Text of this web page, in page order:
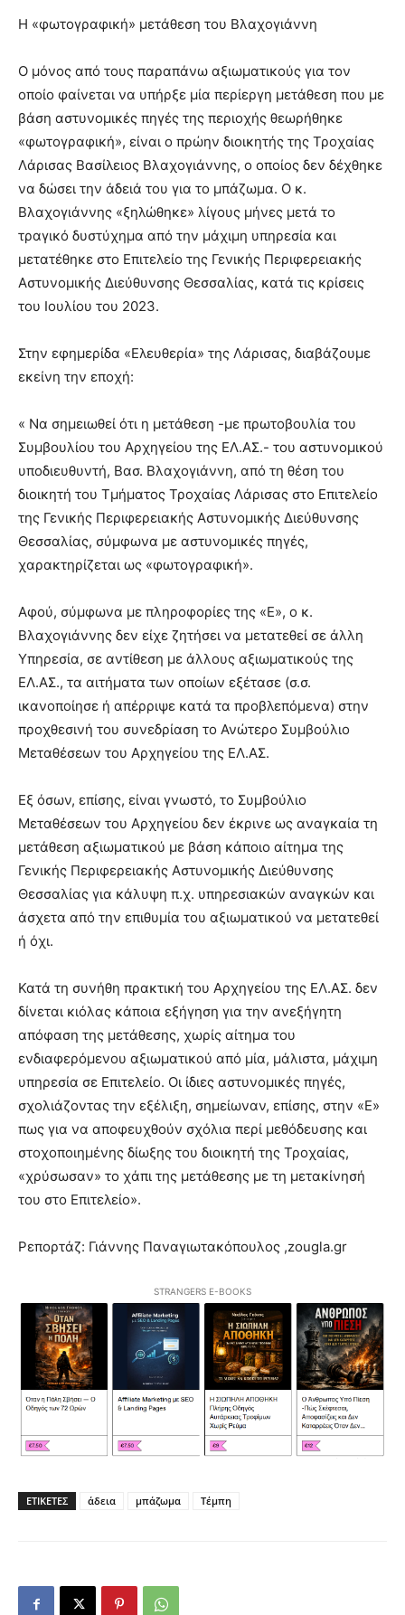
Η «φωτογραφική» μετάθεση του Βλαχογιάννη
Ο μόνος από τους παραπάνω αξιωματικούς για τον
οποίο φαίνεται να υπήρξε μία περίεργη μετάθεση που με
βάση αστυνομικές πηγές της περιοχής θεωρήθηκε
«φωτογραφική», είναι ο πρώην διοικητής της Τροχαίας
Λάρισας Βασίλειος Βλαχογιάννης, ο οποίος δεν δέχθηκε
να δώσει την άδειά του για το μπάζωμα. Ο κ.
Βλαχογιάννης «ξηλώθηκε» λίγους μήνες μετά το
τραγικό δυστύχημα από την μάχιμη υπηρεσία και
μετατέθηκε στο Επιτελείο της Γενικής Περιφερειακής
Αστυνομικής Διεύθυνσης Θεσσαλίας, κατά τις κρίσεις
του Ιουλίου του 2023.
Στην εφημερίδα «Ελευθερία» της Λάρισας, διαβάζουμε
εκείνη την εποχή:
« Να σημειωθεί ότι η μετάθεση -με πρωτοβουλία του
Συμβουλίου του Αρχηγείου της ΕΛ.ΑΣ.- του αστυνομικού
υποδιευθυντή, Βασ. Βλαχογιάννη, από τη θέση του
διοικητή του Τμήματος Τροχαίας Λάρισας στο Επιτελείο
της Γενικής Περιφερειακής Αστυνομικής Διεύθυνσης
Θεσσαλίας, σύμφωνα με αστυνομικές πηγές,
χαρακτηρίζεται ως «φωτογραφική».
Αφού, σύμφωνα με πληροφορίες της «Ε», ο κ.
Βλαχογιάννης δεν είχε ζητήσει να μετατεθεί σε άλλη
Υπηρεσία, σε αντίθεση με άλλους αξιωματικούς της
ΕΛ.ΑΣ., τα αιτήματα των οποίων εξέτασε (σ.σ.
ικανοποίησε ή απέρριψε κατά τα προβλεπόμενα) στην
προχθεσινή του συνεδρίαση το Ανώτερο Συμβούλιο
Μεταθέσεων του Αρχηγείου της ΕΛ.ΑΣ.
Εξ όσων, επίσης, είναι γνωστό, το Συμβούλιο
Μεταθέσεων του Αρχηγείου δεν έκρινε ως αναγκαία τη
μετάθεση αξιωματικού με βάση κάποιο αίτημα της
Γενικής Περιφερειακής Αστυνομικής Διεύθυνσης
Θεσσαλίας για κάλυψη π.χ. υπηρεσιακών αναγκών και
άσχετα από την επιθυμία του αξιωματικού να μετατεθεί
ή όχι.
Κατά τη συνήθη πρακτική του Αρχηγείου της ΕΛ.ΑΣ. δεν
δίνεται κιόλας κάποια εξήγηση για την ανεξήγητη
απόφαση της μετάθεσης, χωρίς αίτημα του
ενδιαφερόμενου αξιωματικού από μία, μάλιστα, μάχιμη
υπηρεσία σε Επιτελείο. Οι ίδιες αστυνομικές πηγές,
σχολιάζοντας την εξέλιξη, σημείωναν, επίσης, στην «Ε»
πως για να αποφευχθούν σχόλια περί μεθόδευσης και
στοχοποιημένης δίωξης του διοικητή της Τροχαίας,
«χρύσωσαν» το χάπι της μετάθεσης με τη μετακίνησή
του στο Επιτελείο».
Ρεπορτάζ: Γιάννης Παναγιωτακόπουλος ,zougla.gr
STRANGERS E-BOOKS
ΕΤΙΚΕΤΕΣ άδεια μπάζωμα Τέμπη